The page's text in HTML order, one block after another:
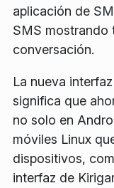
aplicación de
SMS mostrando
conversación.
La nueva
significa que
no solo en
móviles Linux
dispositivos,
interfaz de